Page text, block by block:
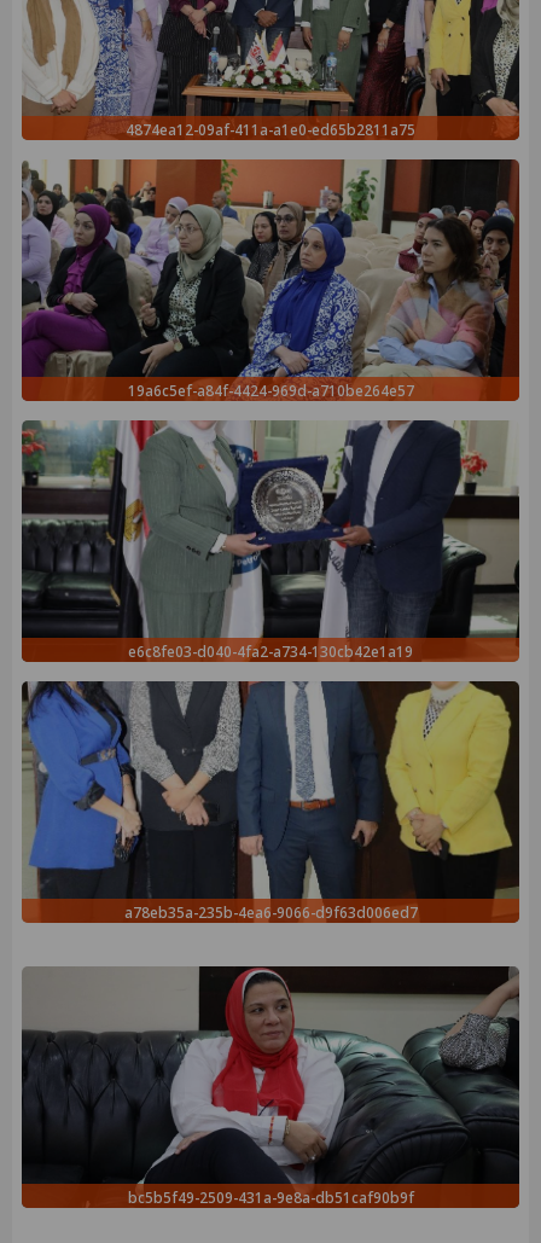
4874ea12-09af-411a-a1e0-ed65b2811a75
19a6c5ef-a84f-4424-969d-a710be264e57
e6c8fe03-d040-4fa2-a734-130cb42e1a19
a78eb35a-235b-4ea6-9066-d9f63d006ed7
bc5b5f49-2509-431a-9e8a-db51caf90b9f